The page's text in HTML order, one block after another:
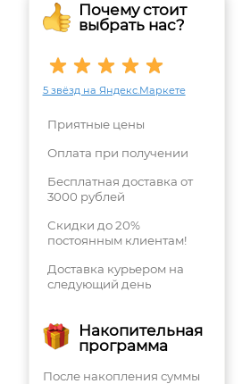
Почему стоит
выбрать нас?
5 звёзд на Яндекс.Маркете
Приятные цены
Оплата при получении
Бесплатная доставка от
3000 рублей
Скидки до 20%
постоянным клиентам!
Доставка курьером на
следующий день
Накопительная
программа
После накопления суммы